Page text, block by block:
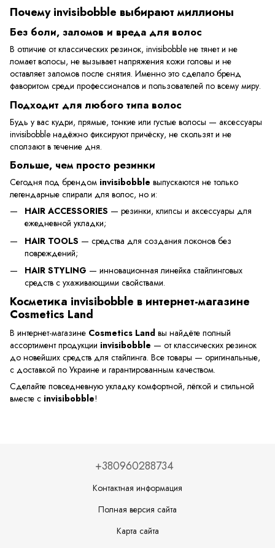
Почему invisibobble выбирают миллионы
Без боли, заломов и вреда для волос
В отличие от классических резинок, invisibobble не тянет и не
ломает волосы, не вызывает напряжения кожи головы и не
оставляет заломов после снятия. Именно это сделало бренд
фаворитом среди профессионалов и пользователей по всему миру.
Подходит для любого типа волос
Будь у вас кудри, прямые, тонкие или густые волосы — аксессуары
invisibobble надёжно фиксируют причёску, не скользят и не
сползают в течение дня.
Больше, чем просто резинки
Сегодня под брендом invisibobble выпускаются не только
легендарные спирали для волос, но и:
HAIR ACCESSORIES — резинки, клипсы и аксессуары для
ежедневной укладки;
HAIR TOOLS — средства для создания локонов без
повреждений;
HAIR STYLING — инновационная линейка стайлинговых
средств с ухаживающими свойствами.
Косметика invisibobble в интернет-магазине
Cosmetics Land
В интернет-магазине Cosmetics Land вы найдёте полный
ассортимент продукции invisibobble — от классических резинок
до новейших средств для стайлинга. Все товары — оригинальные,
с доставкой по Украине и гарантированным качеством.
Сделайте повседневную укладку комфортной, лёгкой и стильной
вместе с invisibobble!
+380960288734
Контактная информация
Полная версия сайта
Карта сайта